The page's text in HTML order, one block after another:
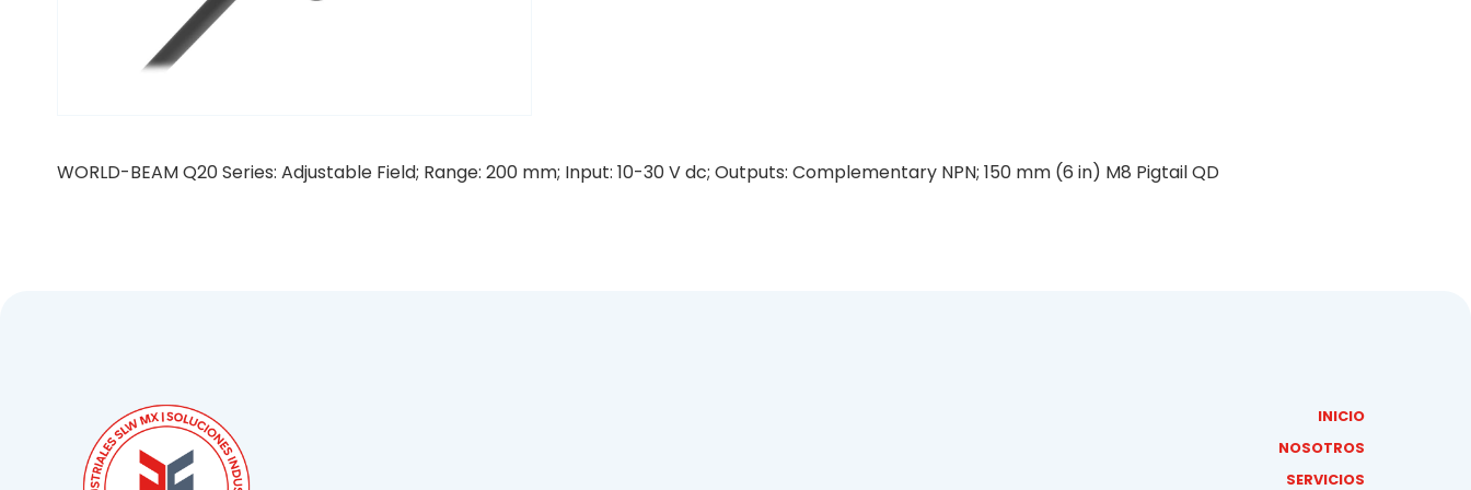
WORLD-BEAM Q20 Series: Adjustable Field; Range: 200 mm; Input: 10-30 V dc; Outputs: Complementary NPN; 150 mm (6 in) M8 Pigtail QD
INICIO
NOSOTROS
SERVICIOS